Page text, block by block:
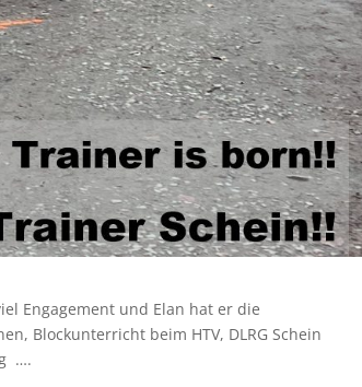
Engagement und Elan hat er die
Blockunterricht beim HTV, DLRG Schein
….